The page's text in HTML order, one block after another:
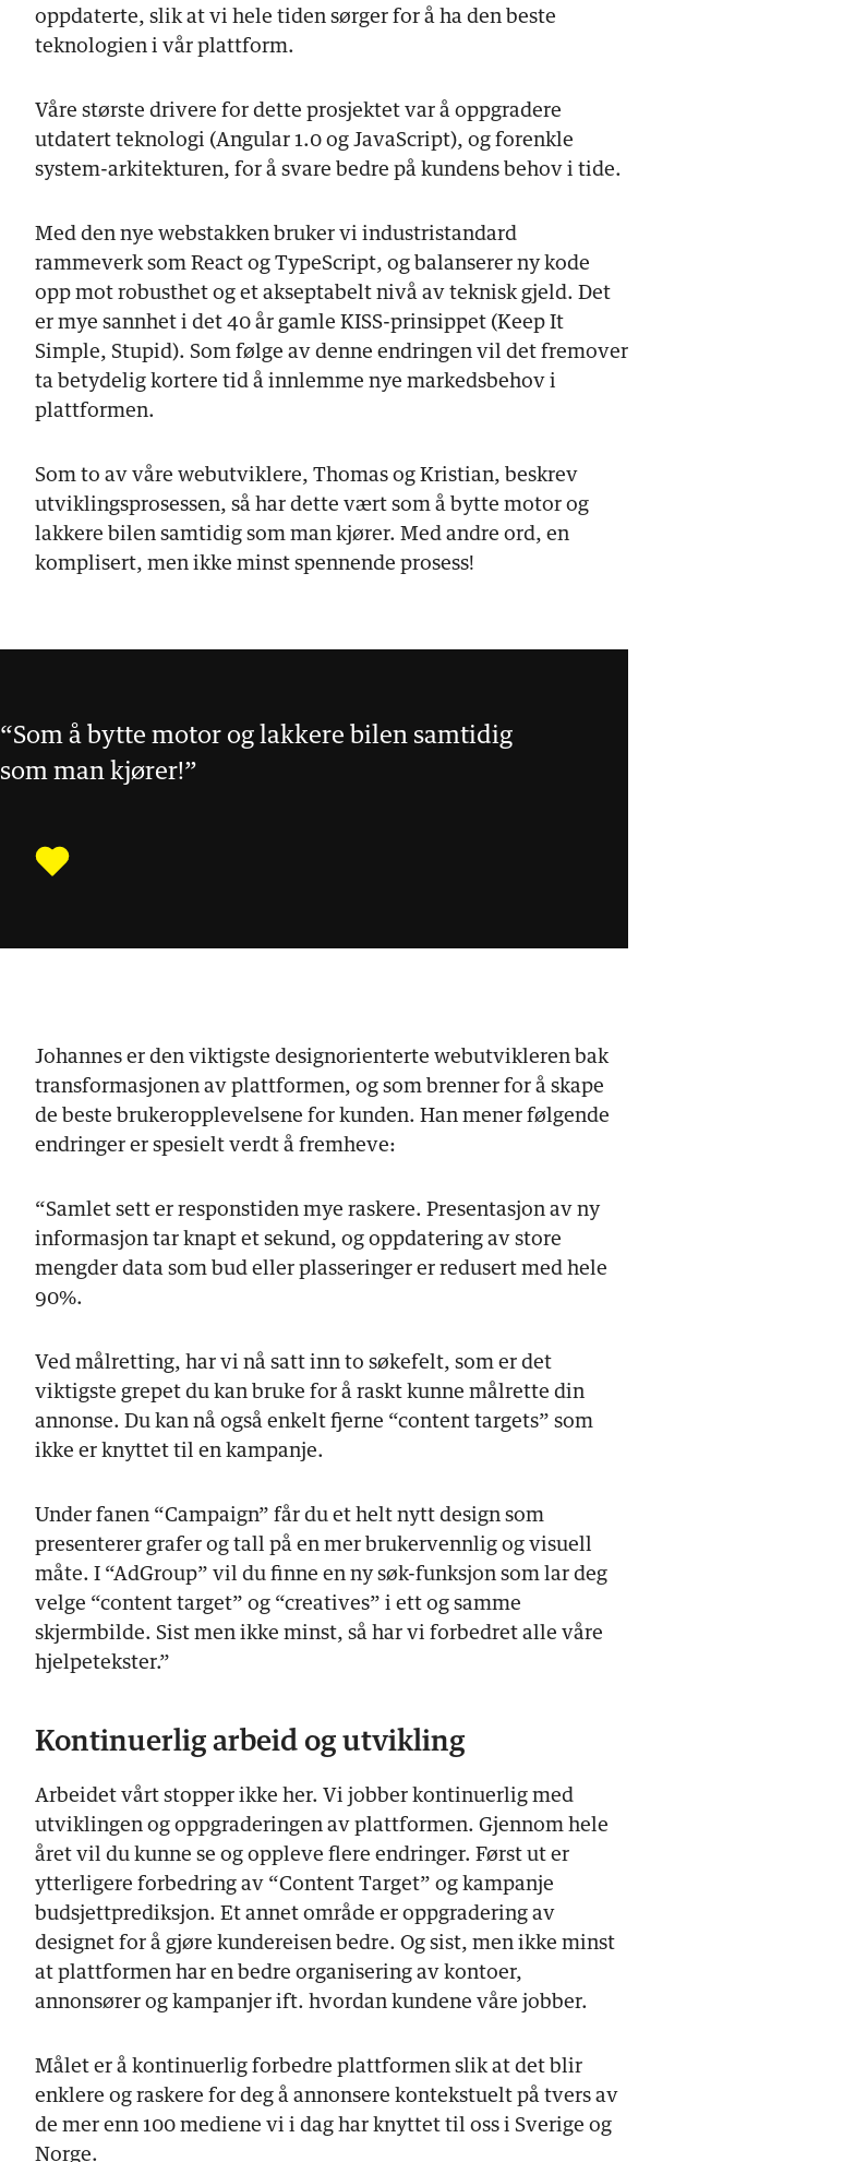
oppdaterte, slik at vi hele tiden sørger for å ha den beste
teknologien i vår plattform.
Våre største drivere for dette prosjektet var å oppgradere
utdatert teknologi (Angular 1.0 og JavaScript), og forenkle
system-arkitekturen, for å svare bedre på kundens behov i tide.
Med den nye webstakken bruker vi industristandard
rammeverk som React og TypeScript, og balanserer ny kode
opp mot robusthet og et akseptabelt nivå av teknisk gjeld. Det
er mye sannhet i det 40 år gamle KISS-prinsippet (Keep It
Simple, Stupid). Som følge av denne endringen vil det fremover
ta betydelig kortere tid å innlemme nye markedsbehov i
plattformen.
Som to av våre webutviklere, Thomas og Kristian, beskrev
utviklingsprosessen, så har dette vært som å bytte motor og
lakkere bilen samtidig som man kjører. Med andre ord, en
komplisert, men ikke minst spennende prosess!
“Som å bytte motor og lakkere bilen samtidig
som man kjører!”
Johannes er den viktigste designorienterte webutvikleren bak
transformasjonen av plattformen, og som brenner for å skape
de beste brukeropplevelsene for kunden. Han mener følgende
endringer er spesielt verdt å fremheve:
“Samlet sett er responstiden mye raskere. Presentasjon av ny
informasjon tar knapt et sekund, og oppdatering av store
mengder data som bud eller plasseringer er redusert med hele
90%.
Ved målretting, har vi nå satt inn to søkefelt, som er det
viktigste grepet du kan bruke for å raskt kunne målrette din
annonse. Du kan nå også enkelt fjerne “content targets” som
ikke er knyttet til en kampanje.
Under fanen “Campaign” får du et helt nytt design som
presenterer grafer og tall på en mer brukervennlig og visuell
måte. I “AdGroup” vil du finne en ny søk-funksjon som lar deg
velge “content target” og “creatives” i ett og samme
skjermbilde. Sist men ikke minst, så har vi forbedret alle våre
hjelpetekster.”
Kontinuerlig arbeid og utvikling
Arbeidet vårt stopper ikke her. Vi jobber kontinuerlig med
utviklingen og oppgraderingen av plattformen. Gjennom hele
året vil du kunne se og oppleve flere endringer. Først ut er
ytterligere forbedring av “Content Target” og kampanje
budsjettprediksjon. Et annet område er oppgradering av
designet for å gjøre kundereisen bedre. Og sist, men ikke minst
at plattformen har en bedre organisering av kontoer,
annonsører og kampanjer ift. hvordan kundene våre jobber.
Målet er å kontinuerlig forbedre plattformen slik at det blir
enklere og raskere for deg å annonsere kontekstuelt på tvers av
de mer enn 100 mediene vi i dag har knyttet til oss i Sverige og
Norge.